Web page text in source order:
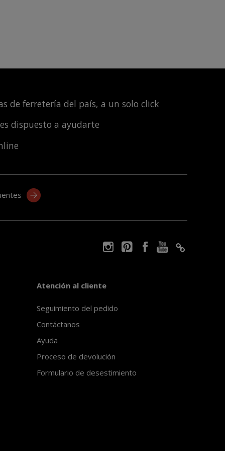
de ferretería del país, a un solo click
dispuesto a ayudarte
Atención al cliente
Seguimiento del pedido
Contáctanos
Ayuda
Proceso de devolución
Formulario de desestimiento